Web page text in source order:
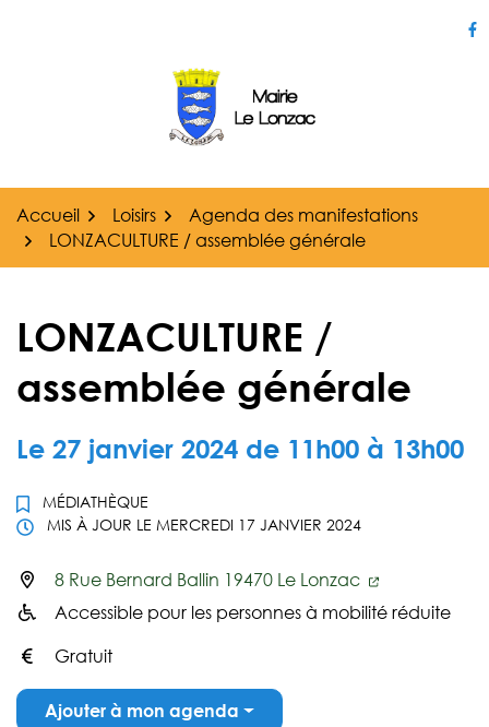
Accueil Loisirs
Agenda des manifestations
LONZACULTURE / assemblée générale
LONZACULTURE /
assemblée générale
Le 27 janvier 2024 de 11h00 à 13h00
MÉDIATHÈQUE
MIS À JOUR LE MERCREDI 17 JANVIER 2024
Infos utiles
8 Rue Bernard Ballin 19470 Le Lonzac
Accessible pour les personnes à mobilité réduite
Gratuit
Ajouter à mon agenda